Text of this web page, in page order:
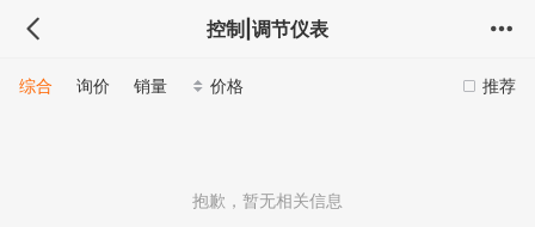
控制|调节仪表
推荐
综合 询价 销量 价格
抱歉，暂无相关信息